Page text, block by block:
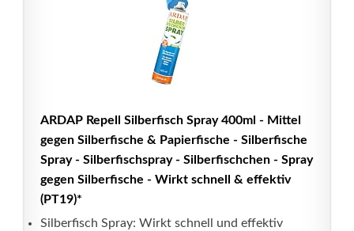
ARDAP Repell Silberfisch Spray 400ml - Mittel
gegen Silberfische & Papierfische - Silberfische
Spray - Silberfischspray - Silberfischchen - Spray
gegen Silberfische - Wirkt schnell & effektiv
(PT19)*
Silberfisch Spray: Wirkt schnell und effektiv